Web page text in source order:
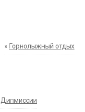
» Горнолыжный отдых
Дипмиссии